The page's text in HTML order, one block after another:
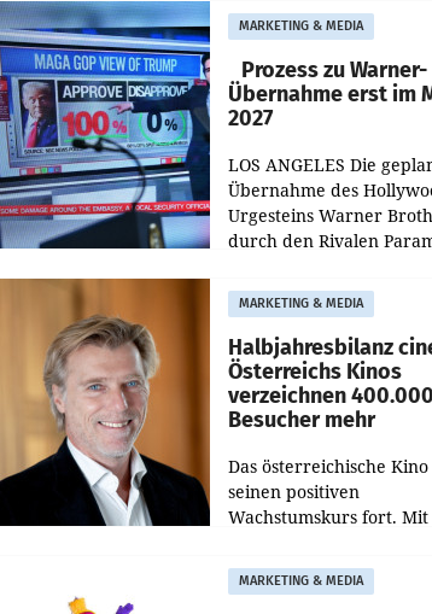
„Kulturmatinee“. Die
startet mit der
„20 Jahre Grafenegg
MARKETING & MEDIA
Prozess zu Warner-
Übernahme erst im
2027
LOS ANGELES Die
Übernahme des
Urgesteins Warner
durch den Rivalen
Schwebe bleiben. Eine
Richterin setzte den
MARKETING & MEDIA
Halbjahresbilanz
Österreichs Kinos
verzeichnen 400.000
Besucher mehr
Das österreichische Kino
seinen positiven
Wachstumskurs fort.
und Besucher höheren
Nettoreichweite im ersten
MARKETING & MEDIA